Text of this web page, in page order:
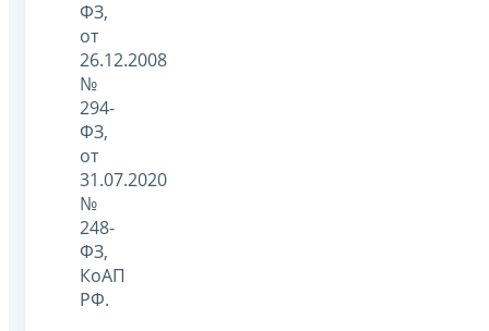
ФЗ,
от
26.12.2008
№
294-
ФЗ,
от
31.07.2020
№
248-
ФЗ,
КоАП
РФ.